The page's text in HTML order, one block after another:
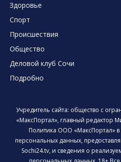
Здоровье
Спорт
Происшествия
Общество
Деловой клуб Сочи
Подробно
Учредитель сайта: общество с
«МаксПортал», главный редактор
Политика ООО «МаксПортал»
персональных данных,
Sochi24.tv, и сведения о